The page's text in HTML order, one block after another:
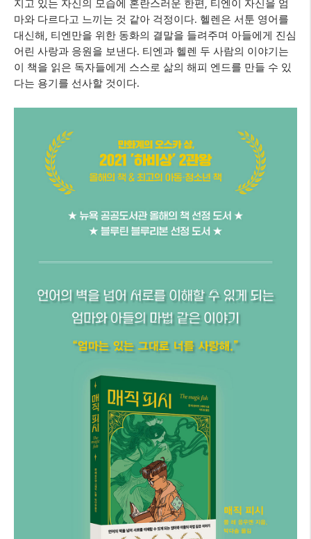
지고 있는 자신의 모습에 혼란스러운 한편 , 티엔이 자신을 엄
마와 다르다고 느끼는 것 같아 걱정이다. 헬렌은 서툰 영어를
대신해 , 티엔만을 위한 동화의 결말을 들려주며 아들에게 진심
어린 사랑과 응원을 보낸다. 티엔과 헬렌 두 사람의 이야기는
이 책을 읽은 독자들에게 스스로 삶의 해피 엔드를 만들 수 있
다는 용기를 선사할 것이다.